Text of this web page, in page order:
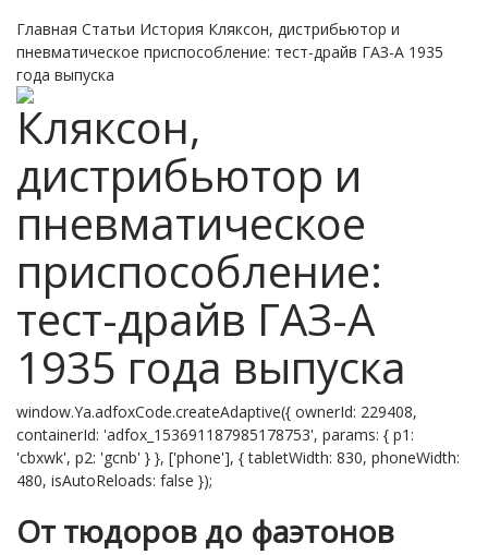
Главная Статьи История Кляксон, дистрибьютор и
пневматическое приспособление: тест-драйв ГАЗ-А 1935
года выпуска
Кляксон,
дистрибьютор и
пневматическое
приспособление:
тест-драйв ГАЗ-А
1935 года выпуска
window.Ya.adfoxCode.createAdaptive({ ownerId: 229408,
containerId: 'adfox_153691187985178753', params: { p1:
'cbxwk', p2: 'gcnb' } }, ['phone'], { tabletWidth: 830, phoneWidth:
480, isAutoReloads: false });
От тюдоров до фаэтонов